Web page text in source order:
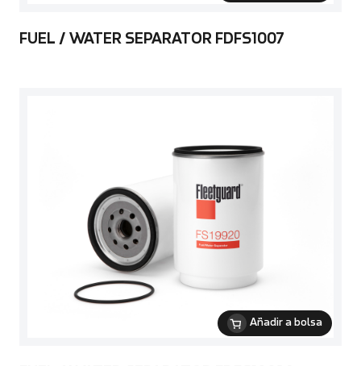
FUEL / WATER SEPARATOR FDFS1007
Añadir a bolsa